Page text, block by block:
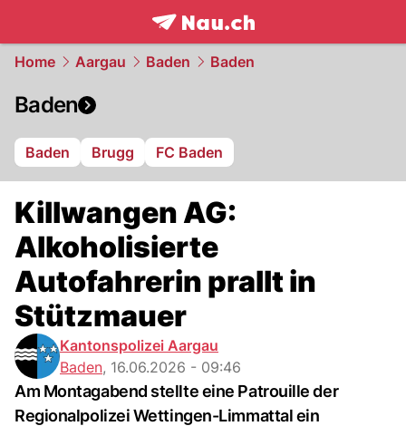
frontpage.NAU.ch
Home Aargau Baden Baden
Baden
Baden Brugg FC Baden
Killwangen AG:
Alkoholisierte
Autofahrerin prallt in
Stützmauer
Kantonspolizei Aargau
Baden, 16.06.2026 - 09:46
Am Montagabend stellte eine Patrouille der
Regionalpolizei Wettingen-Limmattal ein